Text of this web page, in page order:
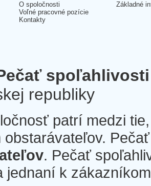
O spoločnosti
Voľné pracovné pozície
Kontakty
Základné
spoľahlivosti
republiky
patrí medzi
obstarávateľov.
. Pečať
jednaní k